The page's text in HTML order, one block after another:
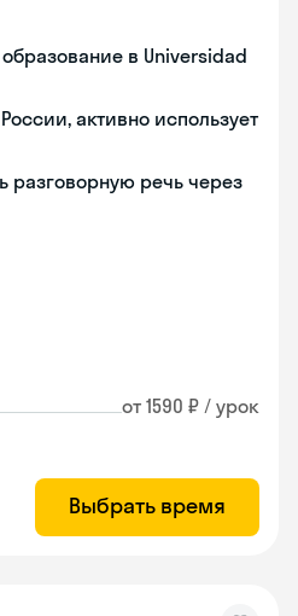
в Universidad
активно использует
разговорную речь через
от 1590 ₽ / урок
Выбрать время